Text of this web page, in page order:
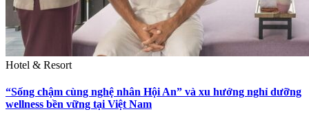
Hotel & Resort
“Sống chậm cùng nghệ nhân Hội An” và xu hướng nghỉ dưỡng
wellness bền vững tại Việt Nam